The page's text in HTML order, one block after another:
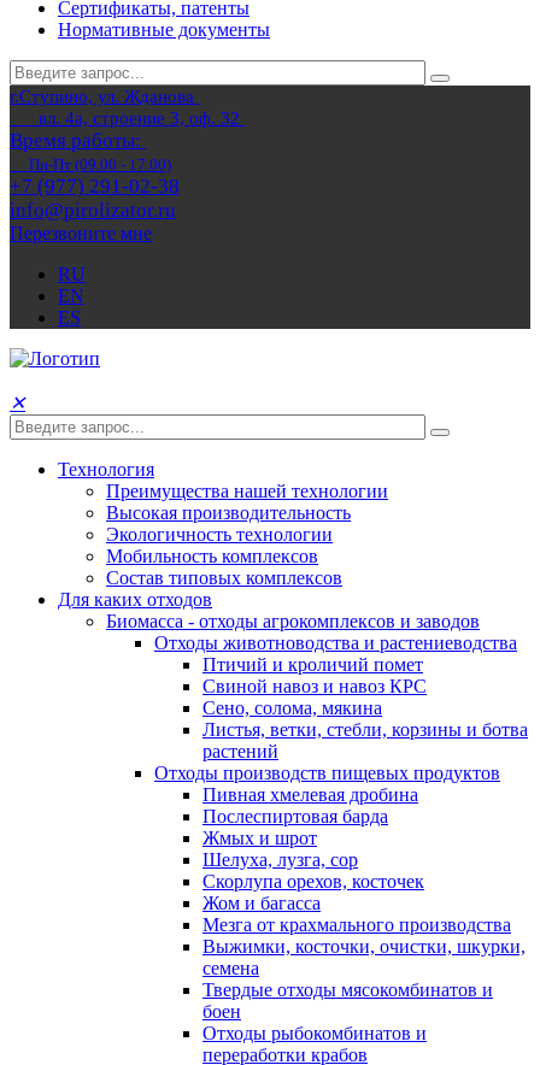
Сертификаты, патенты
Нормативные документы
г.Ступино, ул. Жданова
вл. 4а, строение 3, оф. 32
Время работы:
Пн-Пт (09.00 - 17.00)
+7 (977) 291-02-38
info@pirolizator.ru
Перезвоните мне
RU
EN
ES
✕
Технология
Преимущества нашей технологии
Высокая производительность
Экологичность технологии
Мобильность комплексов
Состав типовых комплексов
Для каких отходов
Биомасса - отходы агрокомплексов и заводов
Отходы животноводства и растениеводства
Птичий и кроличий помет
Свиной навоз и навоз КРС
Сено, солома, мякина
Листья, ветки, стебли, корзины и ботва
растений
Отходы производств пищевых продуктов
Пивная хмелевая дробина
Послеспиртовая барда
Жмых и шрот
Шелуха, лузга, сор
Скорлупа орехов, косточек
Жом и багасса
Мезга от крахмального производства
Выжимки, косточки, очистки, шкурки,
семена
Твердые отходы мясокомбинатов и
боен
Отходы рыбокомбинатов и
переработки крабов